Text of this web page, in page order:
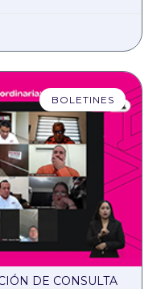
BOLETINES
DE CONSULTA